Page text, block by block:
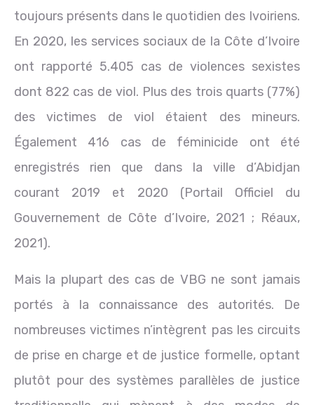
toujours présents dans le quotidien des Ivoiriens.
En 2020, les services sociaux de la Côte d’Ivoire
ont rapporté 5.405 cas de violences sexistes
dont 822 cas de viol. Plus des trois quarts (77%)
des victimes de viol étaient des mineurs.
Également 416 cas de féminicide ont été
enregistrés rien que dans la ville d’Abidjan
courant 2019 et 2020 (Portail Officiel du
Gouvernement de Côte d’Ivoire, 2021 ; Réaux,
2021).
Mais la plupart des cas de VBG ne sont jamais
portés à la connaissance des autorités. De
nombreuses victimes n’intègrent pas les circuits
de prise en charge et de justice formelle, optant
plutôt pour des systèmes parallèles de justice